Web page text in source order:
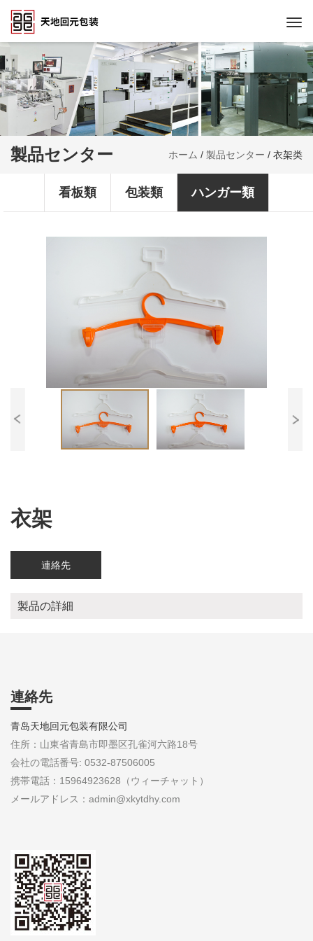
製品センター ホーム / 製品センター / 衣架类
看板類 包装類 ハンガー類
衣架
連絡先
製品の詳細
連絡先
青岛天地回元包装有限公司
住所：山東省青島市即墨区孔雀河六路18号
会社の電話番号: 0532-87506005
携帯電話：15964923628（ウィーチャット）
メールアドレス：admin@xkytdhy.com